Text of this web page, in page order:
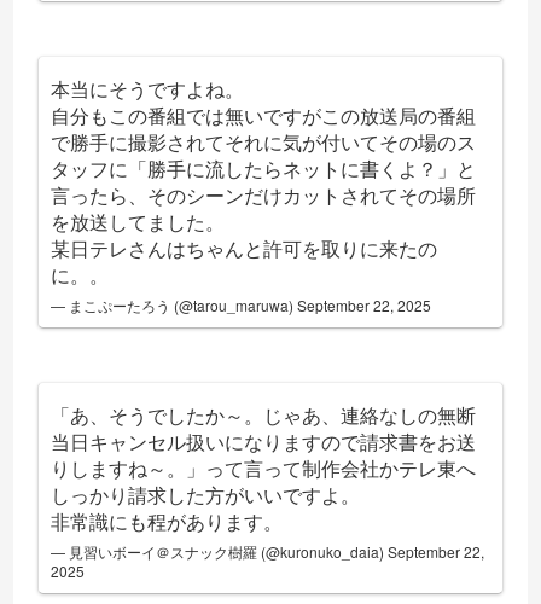
本当にそうですよね。
自分もこの番組では無いですがこの放送局の番組
で勝手に撮影されてそれに気が付いてその場のス
タッフに「勝手に流したらネットに書くよ？」と
言ったら、そのシーンだけカットされてその場所
を放送してました。
某日テレさんはちゃんと許可を取りに来たの
に。。
— まこぷーたろう (@tarou_maruwa)September 22, 2025
「あ、そうでしたか～。じゃあ、連絡なしの無断
当日キャンセル扱いになりますので請求書をお送
りしますね～。」って言って制作会社かテレ東へ
しっかり請求した方がいいですよ。
非常識にも程があります。
— 見習いボーイ＠スナック樹羅 (@kuronuko_daia)September 22,
2025